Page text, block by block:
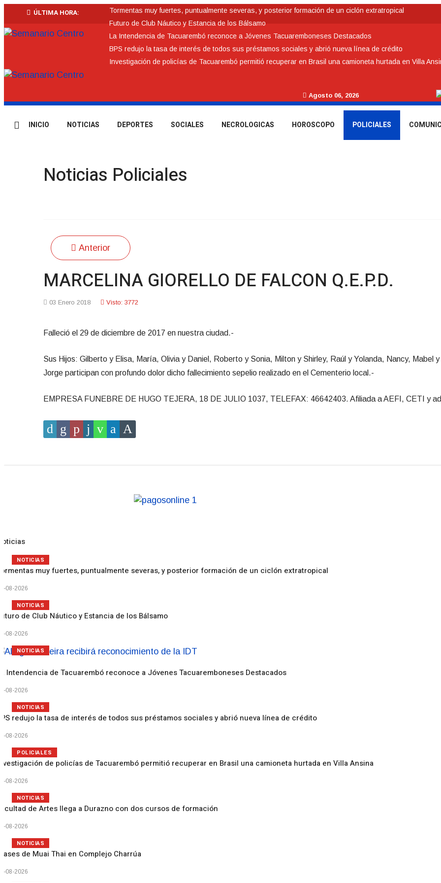
ÚLTIMA HORA:
Tormentas muy fuertes, puntualmente severas, y posterior formación de un ciclón extratropical
Futuro de Club Náutico y Estancia de los Bálsamo
La Intendencia de Tacuarembó reconoce a Jóvenes Tacuaremboneses Destacados
BPS redujo la tasa de interés de todos sus préstamos sociales y abrió nueva línea de crédito
Investigación de policías de Tacuarembó permitió recuperar en Brasil una camioneta hurtada en Villa
Agosto 06, 2026
INICIO NOTICIAS DEPORTES SOCIALES NECROLOGICAS HOROSCOPO POLICIALES
Noticias Policiales
Anterior
MARCELINA GIORELLO DE FALCON Q.E.P.D.
03 Enero 2018 Visto: 3772
Falleció el 29 de diciembre de 2017 en nuestra ciudad.-
Sus Hijos: Gilberto y Elisa, María, Olivia y Daniel, Roberto y Sonia, Milton y Shirley, Raúl y Yolanda, Nancy, Mabel
Jorge participan con profundo dolor dicho fallecimiento sepelio realizado en el Cementerio local.-
EMPRESA FUNEBRE DE HUGO TEJERA, 18 DE JULIO 1037, TELEFAX: 46642403. Afiliada a AEFI, CETI y
muy fuertes, puntualmente severas, y posterior formación de un ciclón extratropical
08-2026
NOTICIAS
de Club Náutico y Estancia de los Bálsamo
08-2026
NOTICIAS
Intendencia de Tacuarembó reconoce a Jóvenes Tacuaremboneses Destacados
08-2026
NOTICIAS
redujo la tasa de interés de todos sus préstamos sociales y abrió nueva línea de crédito
08-2026
NOTICIAS
de policías de Tacuarembó permitió recuperar en Brasil una camioneta hurtada en Villa Ansina
08-2026
POLICIALES
de Artes llega a Durazno con dos cursos de formación
08-2026
NOTICIAS
de Muai Thai en Complejo Charrúa
08-2026
NOTICIAS